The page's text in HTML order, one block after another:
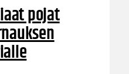
pojat